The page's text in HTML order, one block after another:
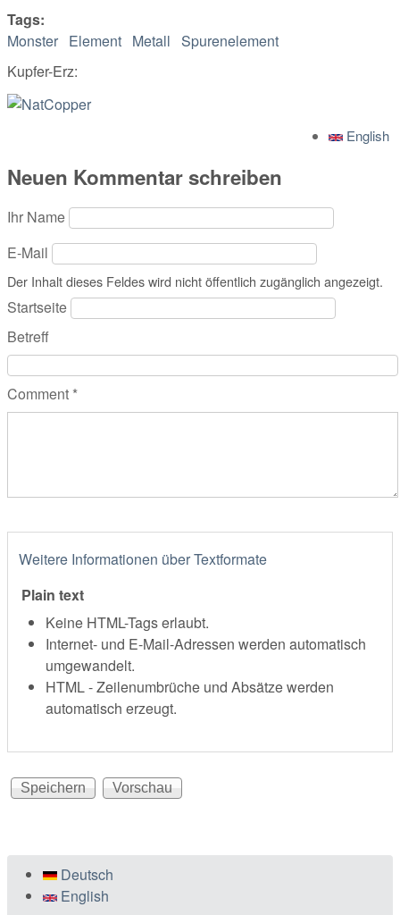
Tags:
Monster Element Metall
Spurenelement
Kupfer-Erz:
English
Neuen Kommentar schreiben
Ihr Name
E-Mail
Der Inhalt dieses Feldes wird nicht öffentlich zugänglich angezeigt.
Startseite
Betreff
Comment *
Weitere Informationen über Textformate
Plain text
Keine HTML-Tags erlaubt.
Internet- und E-Mail-Adressen werden automatisch
umgewandelt.
HTML - Zeilenumbrüche und Absätze werden
automatisch erzeugt.
Deutsch
English